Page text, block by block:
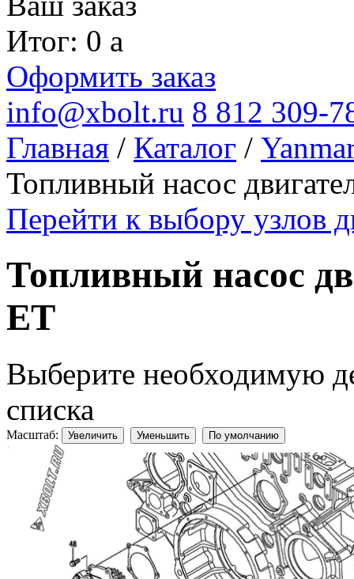
Итог: 0 a
Оформить заказ
info@xbolt.ru 8 812 309-
Главная / Каталог /
Топливный насос
Перейти к выбору узлов
Топливный насос
ET
Выберите необходимую
списка
Масштаб: Увеличить Уменьшить По умолчанию